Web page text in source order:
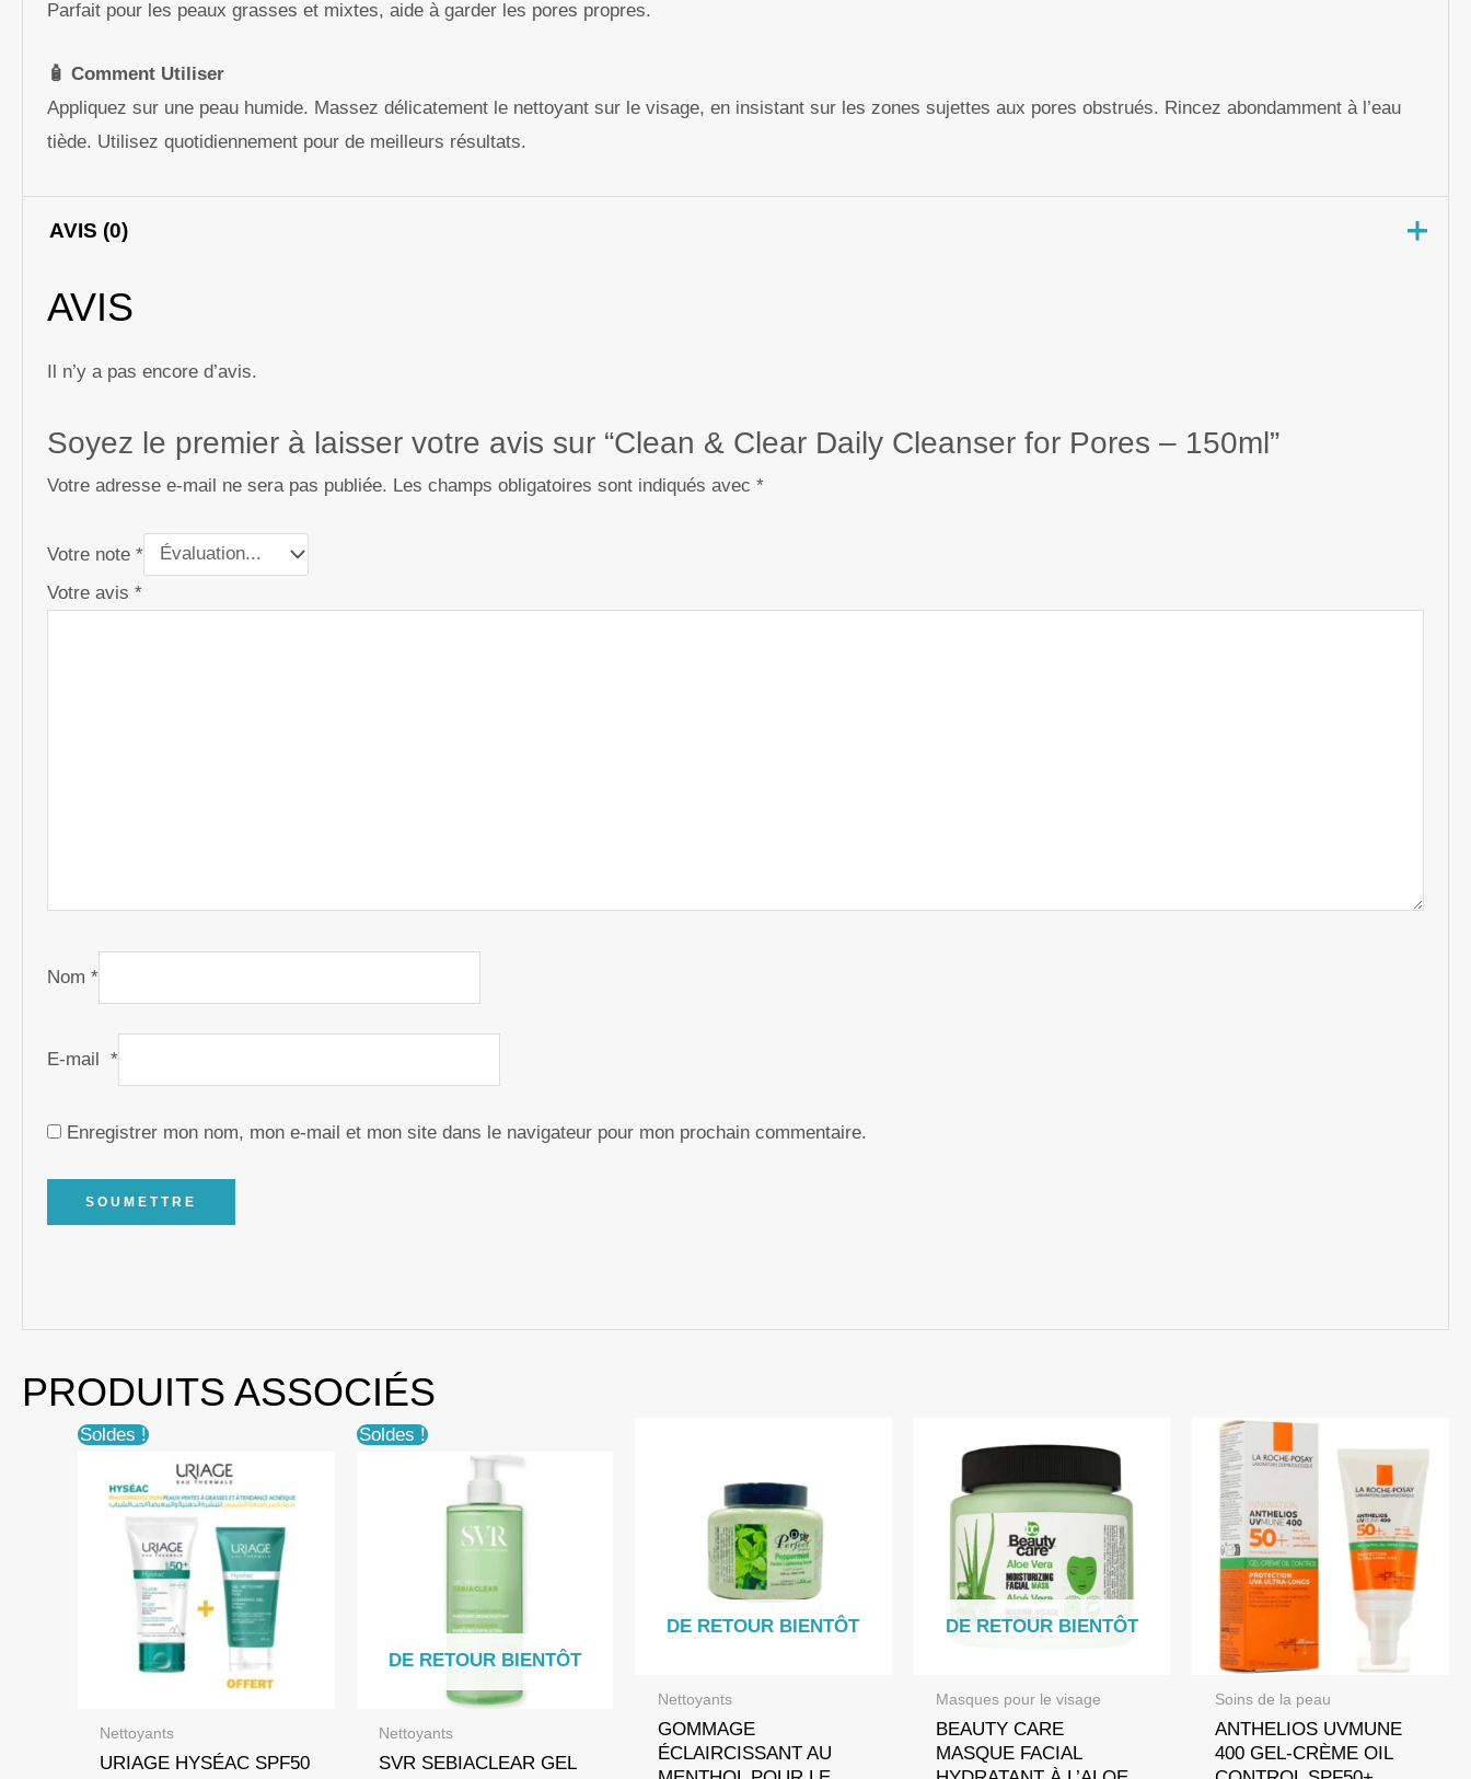
Parfait pour les peaux grasses et mixtes, aide à garder les pores propres.
🧴 Comment Utiliser
Appliquez sur une peau humide. Massez délicatement le nettoyant sur le visage, en insistant sur les zones sujettes aux pores obstrués. Rincez abondamment à l’eau
tiède. Utilisez quotidiennement pour de meilleurs résultats.
AVIS (0)
AVIS
Il n’y a pas encore d’avis.
Soyez le premier à laisser votre avis sur “Clean & Clear Daily Cleanser for Pores – 150ml”
Votre adresse e-mail ne sera pas publiée. Les champs obligatoires sont indiqués avec*
Votre note*
Votre avis*
Nom*
E-mail*
Enregistrer mon nom, mon e-mail et mon site dans le navigateur pour mon prochain commentaire.
PRODUITS ASSOCIÉS
Soldes !
Nettoyants
URIAGE HYSÉAC SPF50
Soldes !
DE RETOUR BIENTÔT
Nettoyants
SVR SEBIACLEAR GEL
DE RETOUR BIENTÔT
Nettoyants
GOMMAGE
ÉCLAIRCISSANT AU
DE RETOUR BIENTÔT
Masques pour le visage
BEAUTY CARE
MASQUE FACIAL
Soins de la peau
ANTHELIOS UVMUNE
400 GEL-CRÈME OIL